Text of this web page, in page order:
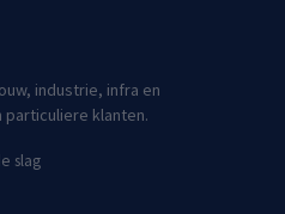
industrie, infra en
particuliere klanten.
slag